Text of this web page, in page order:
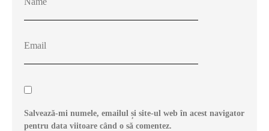
Salvează-mi numele, emailul și site-ul web în acest navigator
pentru data viitoare când o să comentez.